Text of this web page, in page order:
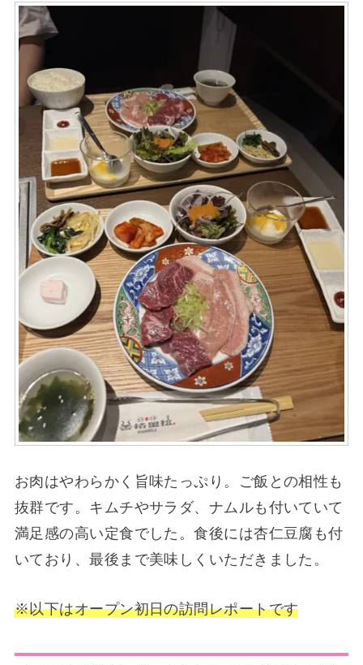
お肉はやわらかく旨味たっぷり。ご飯との相性も
抜群です。キムチやサラダ、ナムルも付いていて
満足感の高い定食でした。食後には杏仁豆腐も付
いており、最後まで美味しくいただきました。
※以下はオープン初日の訪問レポートです